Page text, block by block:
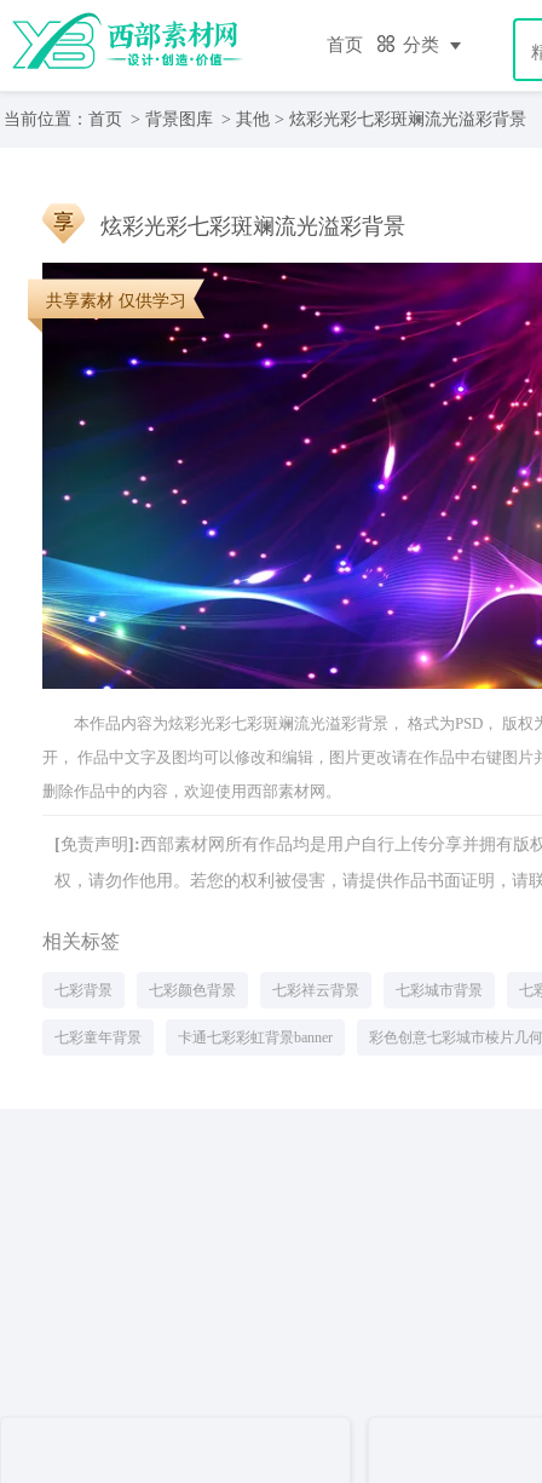
首页 分类
当前位置： 首页 > 背景图库 > 其他 > 炫彩光彩七彩斑斓流光溢彩背景
共享素材 仅供学习
炫彩光彩七彩斑斓流光溢彩背景
本作品内容为炫彩光彩七彩斑斓流光溢彩背景， 格式为PSD， 版
开， 作品中文字及图均可以修改和编辑，图片更改请在作品中右键图
删除作品中的内容，欢迎使用西部素材网。
[免责声明]:西部素材网所有作品均是用户自行上传分享并拥有版
权，请勿作他用。若您的权利被侵害，请提供作品书面证明，请
相关标签
七彩背景 七彩颜色背景 七彩祥云背景 七彩城市背景 七
七彩童年背景 卡通七彩彩虹背景banner 彩色创意七彩城市棱片几